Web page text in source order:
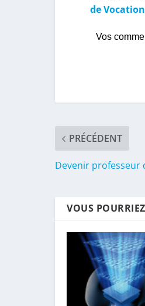
de
Vos
PRÉCÉDENT
Devenir professeur
VOUS